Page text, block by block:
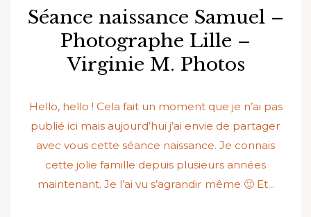
Séance naissance Samuel –
Photographe Lille –
Virginie M. Photos
Hello, hello ! Cela fait un moment que je n’ai pas
publié ici mais aujourd’hui j’ai envie de partager
avec vous cette séance naissance. Je connais
cette jolie famille depuis plusieurs années
maintenant. Je l’ai vu s’agrandir même 🙂 Et...